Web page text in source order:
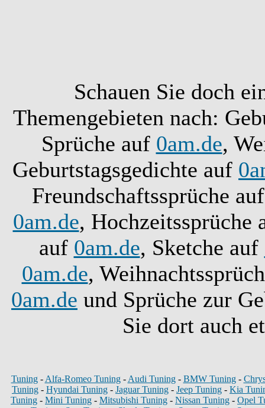
Schauen Sie doch
Themengebieten nach:
Sprüche auf 0am.de,
Geburtstagsgedichte auf
Freundschaftssprüche
0am.de, Hochzeitssprüche
auf 0am.de, Sketche auf
0am.de,
0am.de und Sprüche zur
Sie dort auch
Tuning- Alfa-Romeo Tuning- Audi Tuning- BMW Tuning-
Tuning - Hyundai Tuning - Jaguar Tuning - Jeep Tuning - Kia
Tuning - Mini Tuning - Mitsubishi Tuning - Nissan Tuning - Opel